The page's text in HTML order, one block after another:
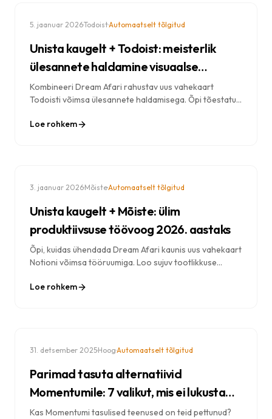
5. jaanuar 2026·Todoist·Automaatselt tõlgitud
Unista kaugelt + Todoist: meisterlik
ülesannete haldamine visuaalse
fookusega
Kombineeri Dream Afari rahustav uus vahekaart
Todoisti võimsa ülesannete haldamisega. Õpi tõestatud
keskendununa ja iga päev rohkem ära teha.
Loe rohkem
3. jaanuar 2026·Mõiste·Automaatselt tõlgitud
Unista kaugelt + Mõiste: ülim
produktiivsuse töövoog 2026. aastaks
Õpi, kuidas ühendada Dream Afari kaunis uus vahekaart
Notioni võimsa tööruumiga. Loo sujuv tootlikkuse
ülesandeid ja inspireerib igapäevaseid tegevusi.
Loe rohkem
31. detsember 2025·Hoog·Automaatselt tõlgitud
Parimad tasuta alternatiivid
Momentumile: 7 valikut, mis ei lukusta
funktsioone
Kas Momentumi tasulised teenused on teid pettunud?